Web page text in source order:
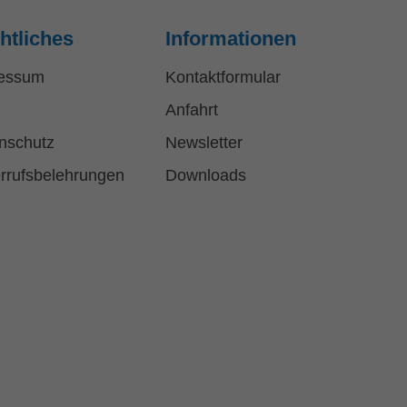
Informationen
Kontaktformular
Anfahrt
Newsletter
Downloads